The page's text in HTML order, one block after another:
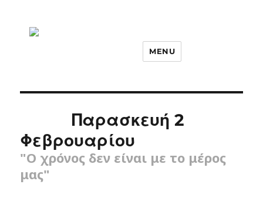
MENU
Παρασκευή 2
Φεβρουαρίου
"Ο χρόνος δεν είναι με το μέρος
μας"